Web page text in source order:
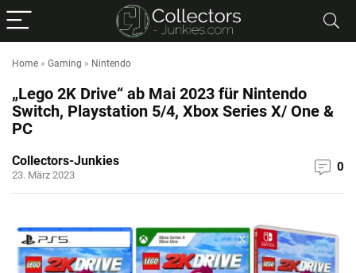
Home » Gaming » Nintendo
„Lego 2K Drive“ ab Mai 2023 für Nintendo
Switch, Playstation 5/4, Xbox Series X/ One &
PC
Collectors-Junkies
23. März 2023
0